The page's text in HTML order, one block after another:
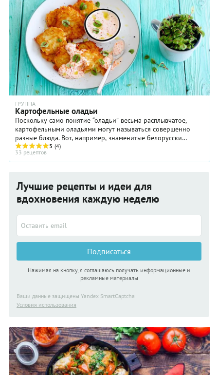
ГРУППА
Картофельные оладьи
Поскольку само понятие “оладьи” весьма расплывчатое,
картофельными оладьями могут называться совершенно
разные блюда. Вот, например, знаменитые белорусски
драники. Это картофельные оладьи или нет? ...
5 (4)
33 рецептов
Лучшие рецепты и идеи для
вдохновения каждую неделю
Подписаться
Нажимая на кнопку, я соглашаюсь получать информационные и
рекламные материалы
Ваши данные защищены Yandex SmartCaptcha
Условия использования